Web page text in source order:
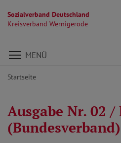
Sozialverband Deutschland
Kreisverband Wernigerode
Direkt zu den Inhalten springen
MENÜ
Startseite
Ausgabe Nr. 02 /
(Bundesverband)